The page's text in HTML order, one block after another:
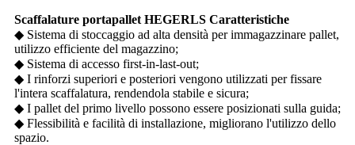
Scaffalature portapallet HEGERLS Caratteristiche
◆ Sistema di stoccaggio ad alta densità per immagazzinare pallet,
utilizzo efficiente del magazzino;
◆ Sistema di accesso first-in-last-out;
◆ I rinforzi superiori e posteriori vengono utilizzati per fissare
l'intera scaffalatura, rendendola stabile e sicura;
◆ I pallet del primo livello possono essere posizionati sulla guida;
◆ Flessibilità e facilità di installazione, migliorano l'utilizzo dello
spazio.